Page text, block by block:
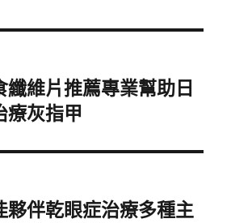
纖維片推薦專業幫助日
療灰指甲
夥伴乾眼症治療多種主